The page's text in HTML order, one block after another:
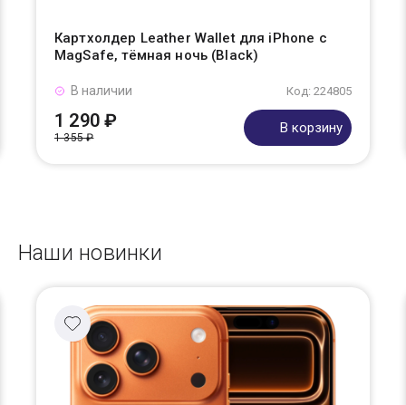
Картхолдер Leather Wallet для iPhone с
MagSafe, тёмная ночь (Black)
Код: 224805
В наличии
1 290 ₽
1 355 ₽
В корзину
Наши новинки